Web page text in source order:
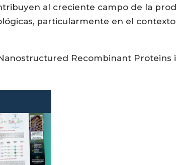
al creciente campo de la
particularmente en el contexto
Recombinant Proteins